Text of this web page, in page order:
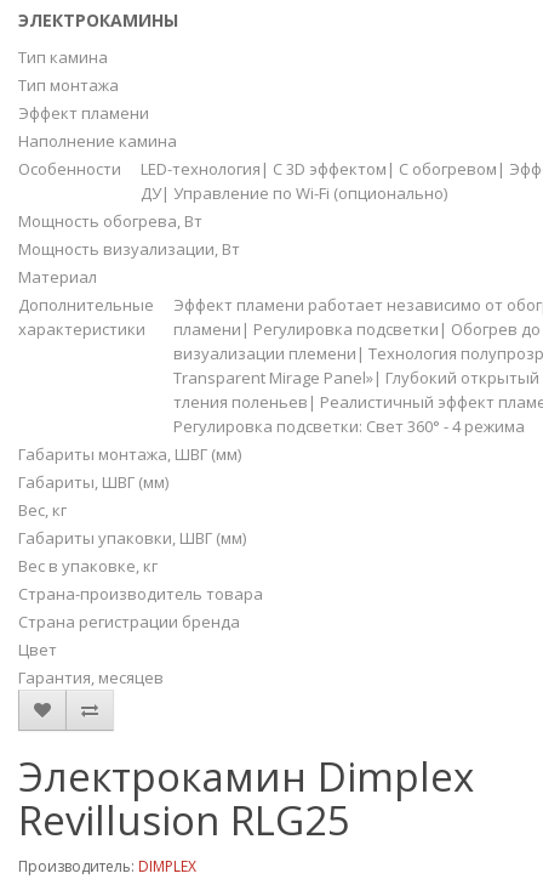
ЭЛЕКТРОКАМИНЫ
Тип камина
Тип монтажа
Эффект пламени
Наполнение камина
Особенности
LED-технология| С 3D эффектом| С обогревом|
ДУ| Управление по Wi-Fi (опционально)
Мощность обогрева, Вт
Мощность визуализации, Вт
Материал
Дополнительные
характеристики
Эффект пламени работает независимо от
пламени| Регулировка подсветки| Обогрев
визуализации племени| Технология
Transparent Mirage Panel»| Глубокий
тления поленьев| Реалистичный эффект
Регулировка подсветки: Свет 360° - 4 режима
Габариты монтажа, ШВГ (мм)
Габариты, ШВГ (мм)
Вес, кг
Габариты упаковки, ШВГ (мм)
Вес в упаковке, кг
Страна-производитель товара
Страна регистрации бренда
Цвет
Гарантия, месяцев
Электрокамин Dimplex
Revillusion RLG25
Производитель: DIMPLEX